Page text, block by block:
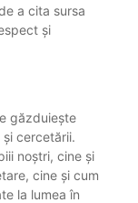
a cita sursa
și
găzduiește
cercetării.
noștri, cine și
cine și cum
la lumea în